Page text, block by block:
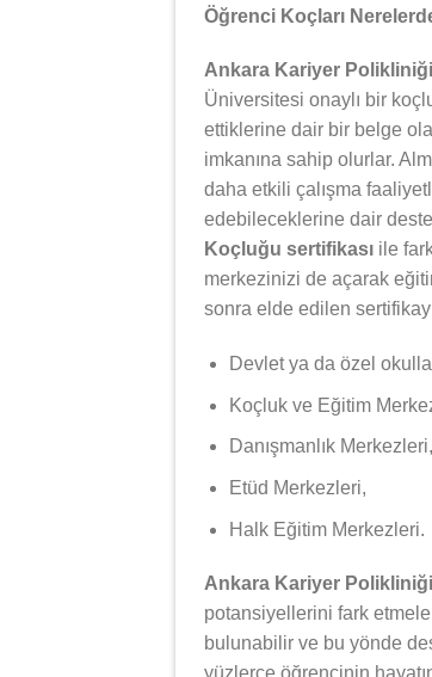
Öğrenci Koçları
Ankara Kariyer
Üniversitesi onaylı bir
ettiklerine dair bir belge
imkanına sahip olurlar.
daha etkili çalışma
edebileceklerine dair
Koçluğu sertifikası ile
merkezinizi de açarak
sonra elde edilen
Devlet ya da özel
Koçluk ve Eğitim
Danışmanlık Merkezleri,
Etüd Merkezleri,
Halk Eğitim Merkezleri.
Ankara Kariyer
potansiyellerini fark
bulunabilir ve bu yönde